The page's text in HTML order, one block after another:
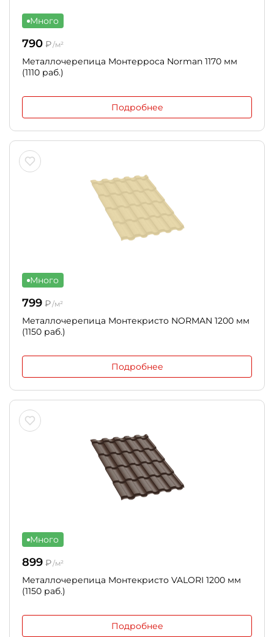
Много
790 ₽/м²
Металлочерепица Монтерроса Norman 1170 мм
(1110 раб.)
Подробнее
Много
799 ₽/м²
Металлочерепица Монтекристо NORMAN 1200 мм
(1150 раб.)
Подробнее
Много
899 ₽/м²
Металлочерепица Монтекристо VALORI 1200 мм
(1150 раб.)
Подробнее